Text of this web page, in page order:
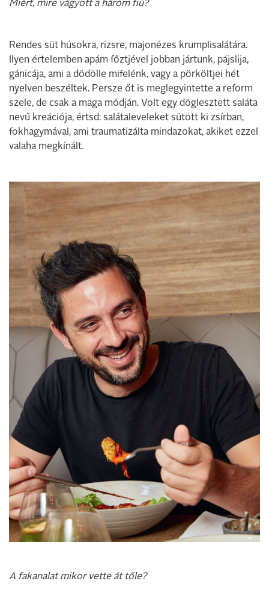
Miért, mire vágyott a három fiú?
Rendes süt húsokra, rizsre, majonézes krumplisalátára.
Ilyen értelemben apám főztjével jobban jártunk, pájslija,
gánicája, ami a dödölle mifelénk, vagy a pörköltjei hét
nyelven beszéltek. Persze őt is meglegyintette a reform
szele, de csak a maga módján. Volt egy döglesztett saláta
nevű kreációja, értsd: salátaleveleket sütött ki zsírban,
fokhagymával, ami traumatizálta mindazokat, akiket ezzel
valaha megkínált.
A fakanalat mikor vette át tőle?